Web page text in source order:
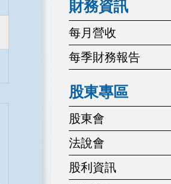
財務資訊
每月營收
每季財務報告
股東專區
股東會
法說會
股利資訊